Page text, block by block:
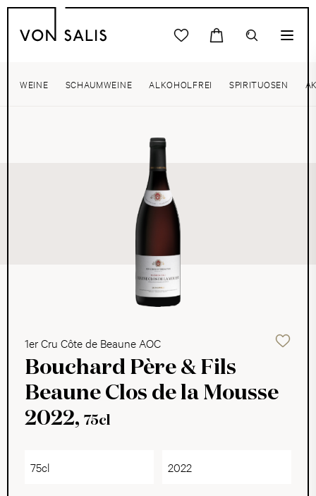
WEINE SCHAUMWEINE ALKOHOLFREI SPIRITUOSEN
1er Cru Côte de Beaune AOC
Bouchard Père & Fils
Beaune Clos de la Mousse
2022, 75cl
75cl 2022